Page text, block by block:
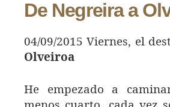
De Negreira a
04/09/2015 Viernes, el
Olveiroa
He empezado a